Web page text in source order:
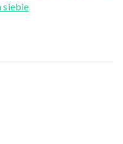
siebie